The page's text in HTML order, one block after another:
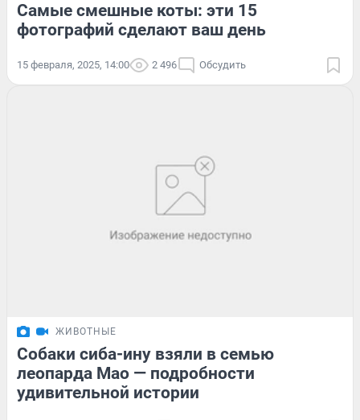
Самые смешные коты: эти 15
фотографий сделают ваш день
15 февраля, 2025, 14:00 2 496 Обсудить
ЖИВОТНЫЕ
Собаки сиба-ину взяли в семью
леопарда Мао — подробности
удивительной истории